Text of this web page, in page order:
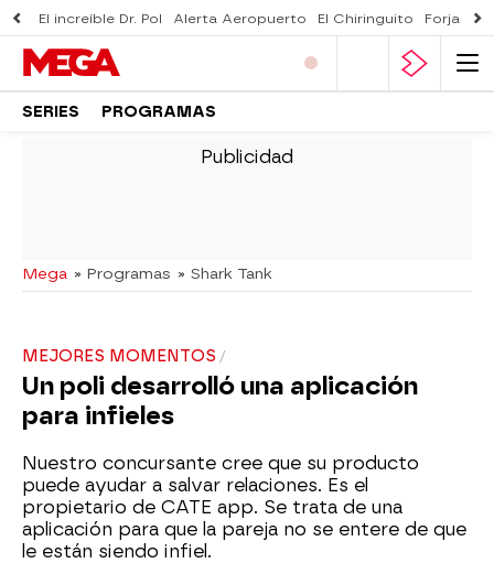
El increíble Dr. Pol Alerta Aeropuerto El Chiringuito Forjado
SERIES PROGRAMAS
Mega » Programas » Shark Tank
MEJORES MOMENTOS
Un poli desarrolló una aplicación
para infieles
Nuestro concursante cree que su producto
puede ayudar a salvar relaciones. Es el
propietario de CATE app. Se trata de una
aplicación para que la pareja no se entere de que
le están siendo infiel.